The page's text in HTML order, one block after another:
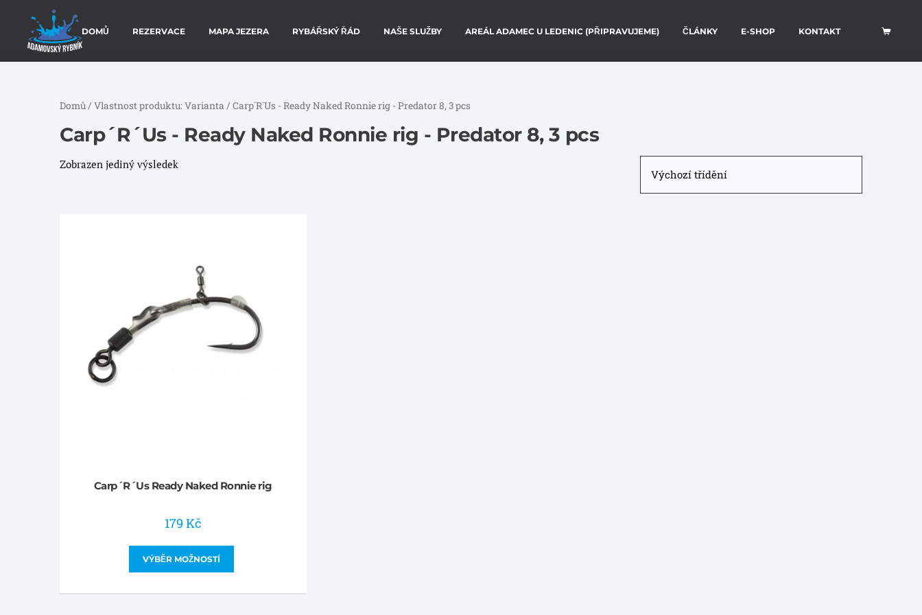
DOMŮ REZERVACE MAPA JEZERA RYBÁŘSKÝ ŘÁD NAŠE SLUŽBY AREÁL ADAMEC U LEDENIC (PŘIPRAVUJEME) ČLÁNKY E-SHOP KONTAKT
Domů/ Vlastnost produktu: Varianta / Carp´R´Us - Ready Naked Ronnie rig - Predator 8, 3 pcs
Carp´R´Us - Ready Naked Ronnie rig - Predator 8, 3 pcs
Zobrazen jediný výsledek
Carp´R´Us Ready Naked Ronnie rig
179Kč
VÝBĚR MOŽNOSTÍ